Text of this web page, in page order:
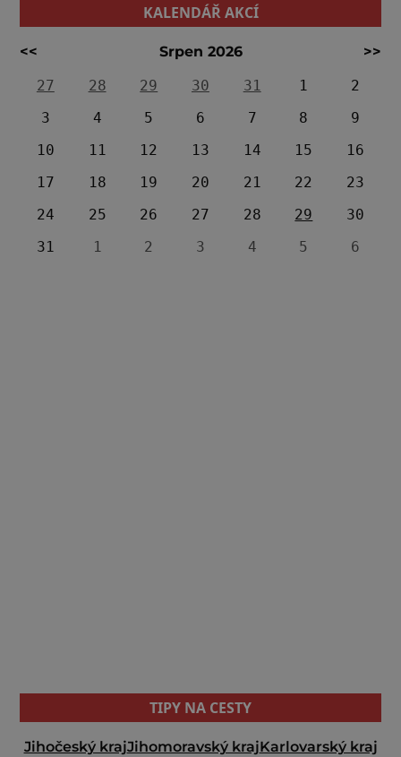
KALENDÁŘ AKCÍ
<< Srpen 2026
>>
27
28 29 30 31 1
2
3
4 5 6 7 8
9
10
11 12 13 14 15
16
17
18 19 20 21 22
23
24
25 26 27 28 29
30
31
1 2 3 4 5 6
TIPY NA CESTY
Jihočeský krajJihomoravský krajKarlovarský kraj